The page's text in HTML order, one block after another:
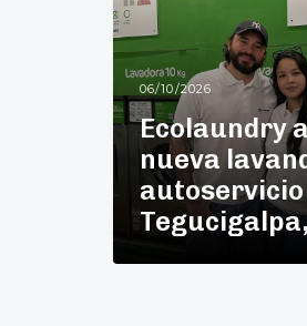
06/10/2026
Ecolaundry
nueva
autoservicio